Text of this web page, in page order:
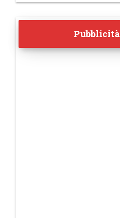
Pubblicità